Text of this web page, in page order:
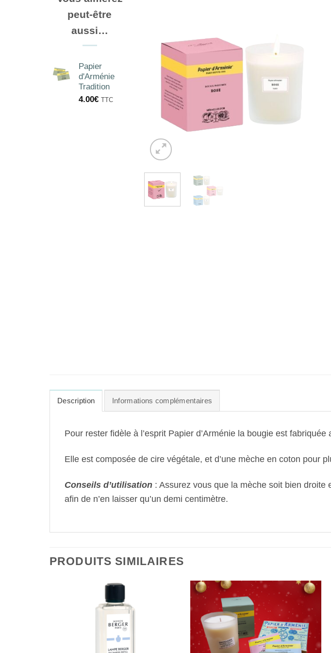
peut-être
aussi…
Papier
d'Arménie
Tradition
4.00€ TTC
Description Informations complémentaires
Pour rester fidèle à l’esprit Papier d’Arménie la bougie est
Elle est composée de cire végétale, et d’une mèche en coton pour
Conseils d’utilisation : Assurez vous que la mèche soit bien
afin de n’en laisser qu’un demi centimètre.
PRODUITS SIMILAIRES